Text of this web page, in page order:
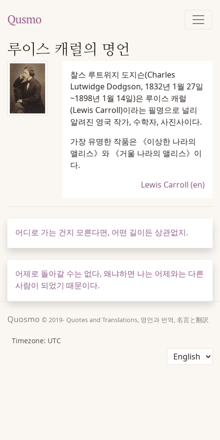
루이스 캐럴의 명언
찰스 루트위지 도지슨(Charles
Lutwidge Dodgson, 1832년 1월 27일
~1898년 1월 14일)은 루이스 캐럴
(Lewis Carroll)이라는 필명으로 널리
알려진 영국 작가, 수학자, 사진사이다.
가장 유명한 작품은 《이상한 나라의
앨리스》와 《거울 나라의 앨리스》이
다.
Lewis Carroll (en)
어디로 가는 건지 모른다면, 어떤 길이든 상관없지.
어제로 돌아갈 수는 없다, 왜냐하면 나는 어제와는 다른
사람이 되었기 때문이다.
Quosmo © 2019- Quotes and Translations, 명언과 번역, 名言と翻訳
Timezone: UTC